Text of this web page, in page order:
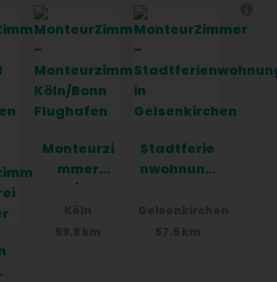
Monteurzi
mmer
Köln/Bonn
Stadtferie
nwohnung